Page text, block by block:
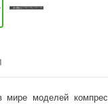
моделей